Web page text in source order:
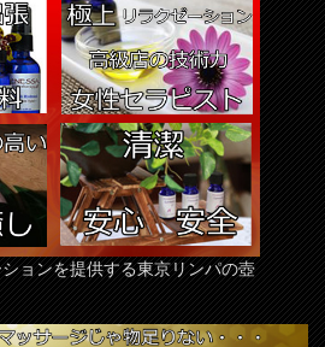
ョンを提供する東京リンパの壺